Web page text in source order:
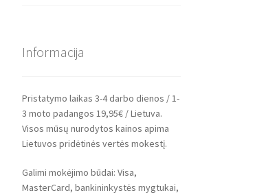
Informacija
Pristatymo laikas 3-4 darbo dienos / 1-
3 moto padangos 19,95€ / Lietuva.
Visos mūsų nurodytos kainos apima
Lietuvos pridėtinės vertės mokestį.
Galimi mokėjimo būdai: Visa,
MasterCard, bankininkystės mygtukai,